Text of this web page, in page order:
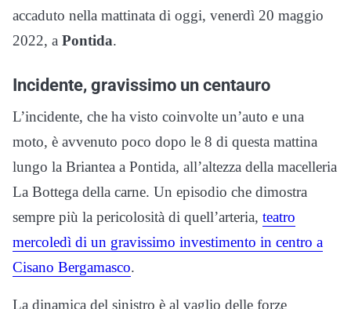
accaduto nella mattinata di oggi, venerdì 20 maggio
2022, a Pontida.
Incidente, gravissimo un centauro
L’incidente, che ha visto coinvolte un’auto e una
moto, è avvenuto poco dopo le 8 di questa mattina
lungo la Briantea a Pontida, all’altezza della macelleria
La Bottega della carne. Un episodio che dimostra
sempre più la pericolosità di quell’arteria, teatro
mercoledì di un gravissimo investimento in centro a
Cisano Bergamasco.
La dinamica del sinistro è al vaglio delle forze